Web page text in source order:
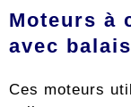
Moteurs à
avec balais
Ces moteurs